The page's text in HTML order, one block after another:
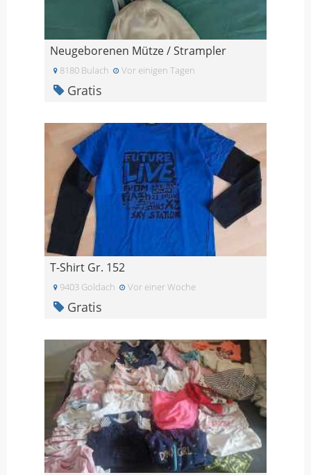
Neugeborenen Mütze / Strampler
8180 Bulach Vor einigen Tagen
Gratis
T-Shirt Gr. 152
9403 Goldach Vor einer Woche
Gratis